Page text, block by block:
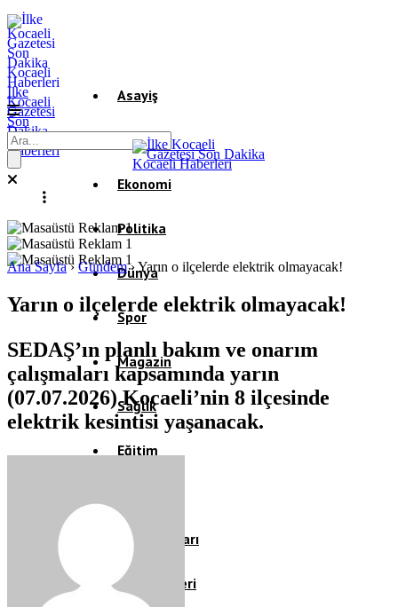
İlke
Kocaeli
Gazetesi
Son
Dakika
Kocaeli
Haberleri
Asayiş
Gündem
Ekonomi
Politika
Dünya
Spor
Magazin
Sağlık
Eğitim
Köşe Yazıları
Video Galeri
Ana Sayfa› Gündem›Yarın o ilçelerde elektrik olmayacak!
Yarın o ilçelerde elektrik olmayacak!
SEDAŞ’ın planlı bakım ve onarım
çalışmaları kapsamında yarın
(07.07.2026) Kocaeli’nin 8 ilçesinde
elektrik kesintisi yaşanacak.